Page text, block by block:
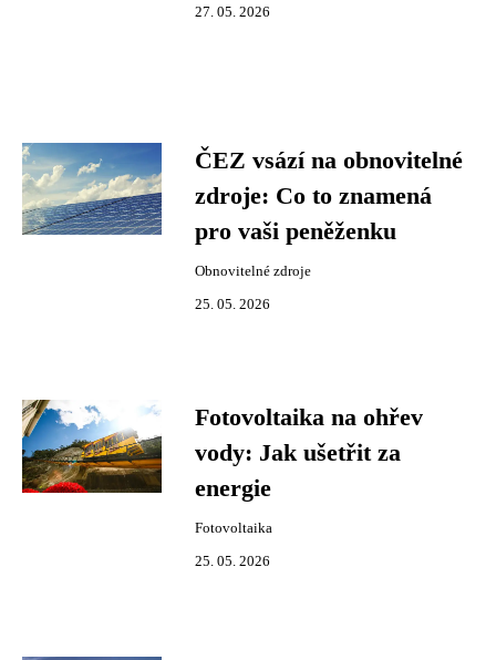
27. 05. 2026
ČEZ vsází na obnovitelné
zdroje: Co to znamená
pro vaši peněženku
Obnovitelné zdroje
25. 05. 2026
Fotovoltaika na ohřev
vody: Jak ušetřit za
energie
Fotovoltaika
25. 05. 2026